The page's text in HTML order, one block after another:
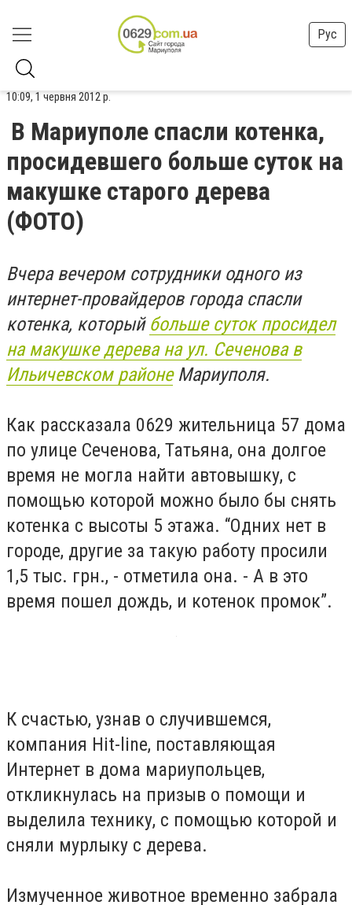
Рус
10:09, 1 червня 2012 р.
В Мариуполе спасли котенка,
просидевшего больше суток на
макушке старого дерева
(ФОТО)
Вчера вечером сотрудники одного из
интернет-провайдеров города спасли
котенка, который больше суток просидел
на макушке дерева на ул. Сеченова в
Ильичевском районеМариуполя.
Как рассказала 0629 жительница 57 дома
по улице Сеченова, Татьяна, она долгое
время не могла найти автовышку, с
помощью которой можно было бы снять
котенка с высоты 5 этажа. “Одних нет в
городе, другие за такую работу просили
1,5 тыс. грн., - отметила она. - А в это
время пошел дождь, и котенок промок”.
К счастью, узнав о случившемся,
компания Hit-line, поставляющая
Интернет в дома мариупольцев,
откликнулась на призыв о помощи и
выделила технику, с помощью которой и
сняли мурлыку с дерева.
Измученное животное временно забрала